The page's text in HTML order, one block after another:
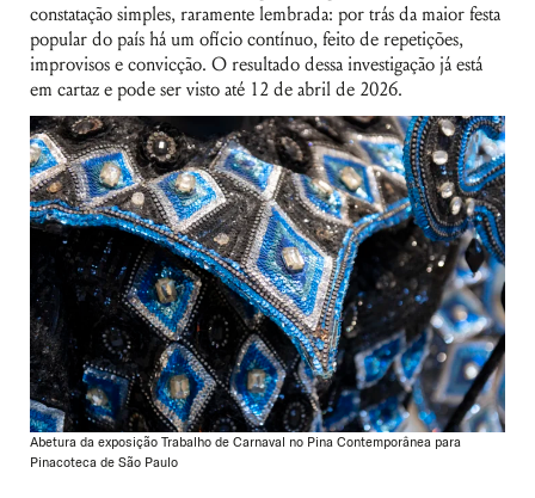
constatação simples, raramente lembrada: por trás da maior festa
popular do país há um ofício contínuo, feito de repetições,
improvisos e convicção. O resultado dessa investigação já está
em cartaz e pode ser visto até 12 de abril de 2026.
Abetura da exposição Trabalho de Carnaval no Pina Contemporânea para
Pinacoteca de São Paulo